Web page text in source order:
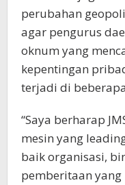
perubahan
agar pengurus
oknum yang
kepentingan
terjadi di
“Saya berharap
mesin yang
baik organisasi,
pemberitaan